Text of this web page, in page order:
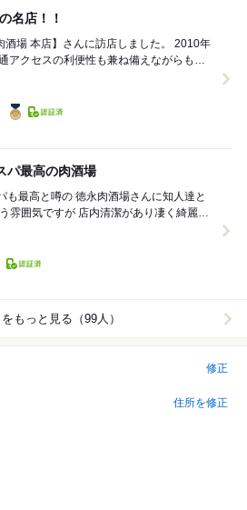
名店！！
アクセスの利便性も兼ね備えながらも落
パ最高の肉酒場
肉酒場さんに知人達と
もっと見る（99人）
修正
住所を修正